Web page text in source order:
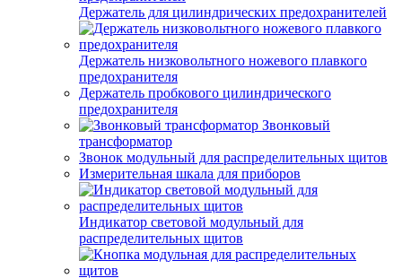
Держатель для цилиндрических предохранителей
Держатель низковольтного ножевого плавкого
предохранителя
Держатель пробкового цилиндрического
предохранителя
Звонковый
трансформатор
Звонок модульный для распределительных щитов
Измерительная шкала для приборов
Индикатор световой модульный для
распределительных щитов